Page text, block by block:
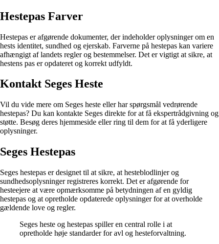
Hestepas Farver
Hestepas er afgørende dokumenter, der indeholder oplysninger om en
hests identitet, sundhed og ejerskab. Farverne på hestepas kan variere
afhængigt af landets regler og bestemmelser. Det er vigtigt at sikre, at
hestens pas er opdateret og korrekt udfyldt.
Kontakt Seges Heste
Vil du vide mere om Seges heste eller har spørgsmål vedrørende
hestepas? Du kan kontakte Seges direkte for at få ekspertrådgivning og
støtte. Besøg deres hjemmeside eller ring til dem for at få yderligere
oplysninger.
Seges Hestepas
Seges hestepas er designet til at sikre, at hesteblodlinjer og
sundhedsoplysninger registreres korrekt. Det er afgørende for
hesteejere at være opmærksomme på betydningen af ​​en gyldig
hestepas og at opretholde opdaterede oplysninger for at overholde
gældende love og regler.
Seges heste og hestepas spiller en central rolle i at
opretholde høje standarder for avl og hesteforvaltning.